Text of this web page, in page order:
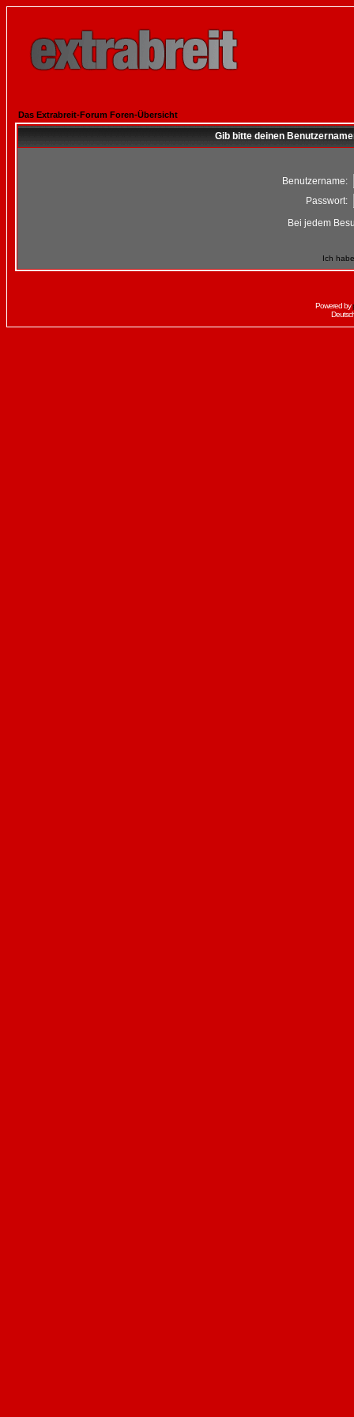
Das Extrabreit-Forum Foren-Übersicht
Gib bitte deinen
Benutzername:
Passwort:
Bei jedem
Ich
Powered by